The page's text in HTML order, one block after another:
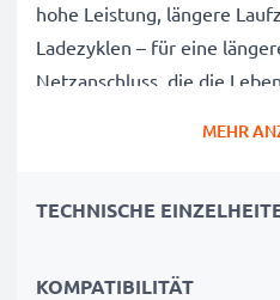
hohe Leistung, längere
Ladezyklen – für eine
Netzanschluss, die die
getestet, um ein optimales
Kurzschluss-, Überhitzungs-
MEHR
TECHNISCHE
KOMPATIBILITÄT